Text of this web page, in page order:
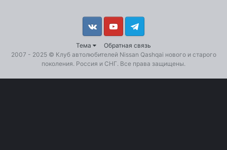
Тема Обратная связь
VkontakteYouTube Telegram
2007 - 2025 © Клуб автолюбителей Nissan Qashqai нового и старого
поколения. Россия и СНГ. Все права защищены.